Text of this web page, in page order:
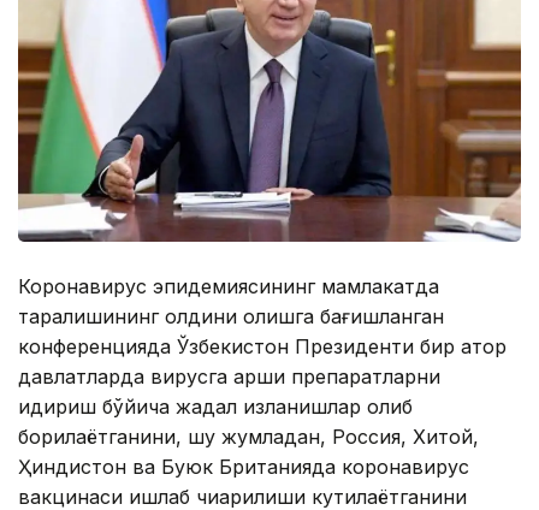
Коронавирус эпидемиясининг мамлакатда
тарқалишининг олдини олишга бағишланган
конференцияда Ўзбекистон Президенти бир қатор
давлатларда вирусга қарши препаратларни
қидириш бўйича жадал изланишлар олиб
борилаётганини, шу жумладан, Россия, Хитой,
Ҳиндистон ва Буюк Британияда коронавирус
вакцинаси ишлаб чиқарилиши кутилаётганини